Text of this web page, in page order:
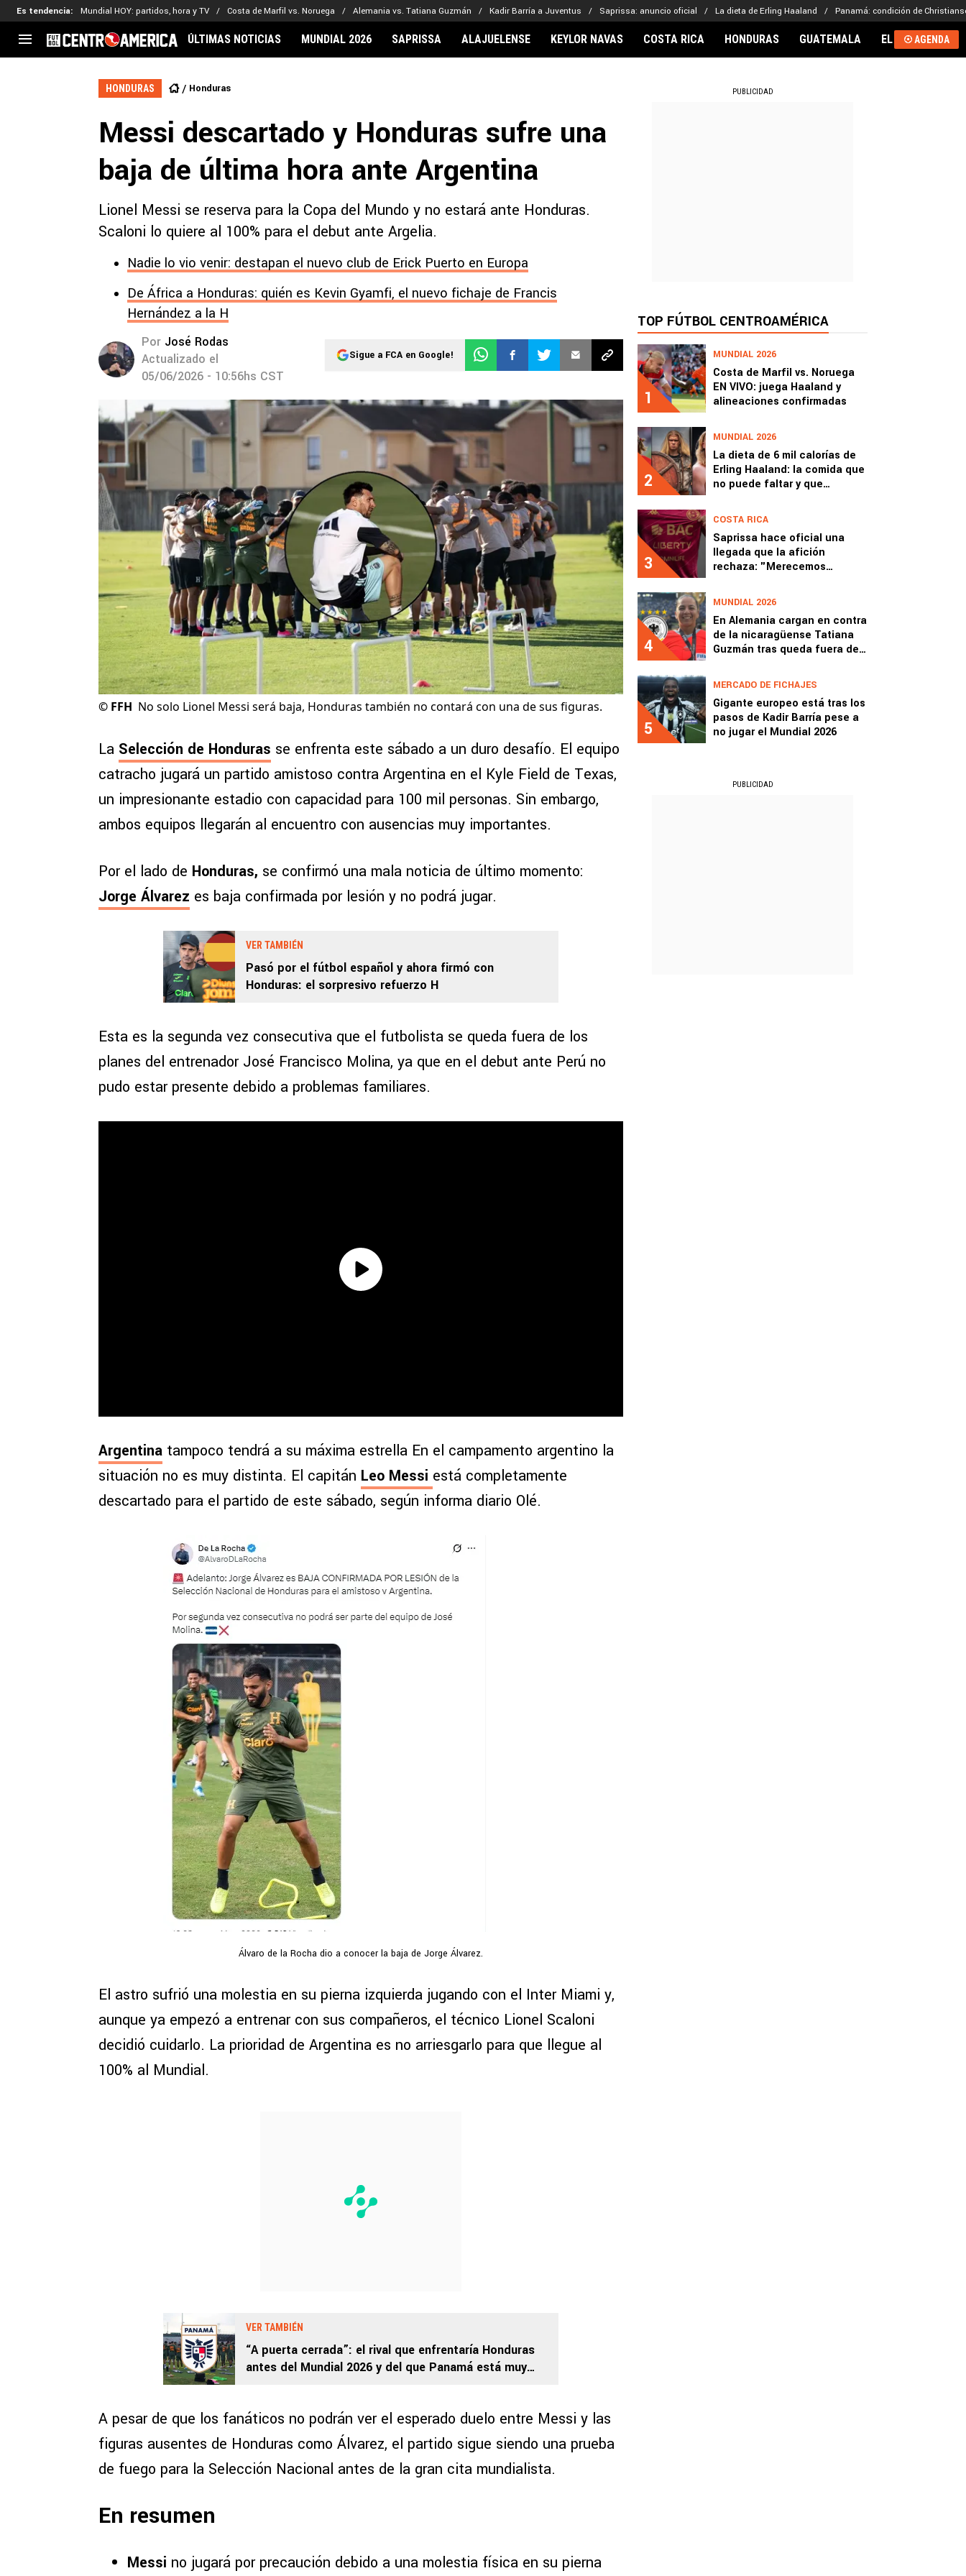
Es tendencia: Mundial HOY: partidos, hora y TV Costa de Marfil vs. Noruega Alemania vs. Tatiana Guzmán Kadir Barría a Juventus Saprissa: anuncio oficial La dieta de Erling Haaland Panamá: condición de
CENTROAMÉRICA
CONCACAF
Liga de Naciones
Copa de Campeones
MLS
Kervin Arriaga
Adalberto Carrasquilla
Nathaniel Méndez-Laing
Alajuelense
Comunicaciones
Olimpia
Noticias
ÚLTIMAS NOTICIAS MUNDIAL 2026 SAPRISSA ALAJUELENSE KEYLOR NAVAS COSTA RICA HONDURAS GUATEMALA EL SALVADOR
AGENDA
HONDURAS Honduras
Messi descartado y Honduras sufre una
baja de última hora ante Argentina
Lionel Messi se reserva para la Copa del Mundo y no estará ante Honduras.
Scaloni lo quiere al 100% para el debut ante Argelia.
Nadie lo vio venir: destapan el nuevo club de Erick Puerto en Europa
De África a Honduras: quién es Kevin Gyamfi, el nuevo fichaje de Francis
Hernández a la H
Por José Rodas
Actualizado el
05/06/2026 - 10:56hs CST
Sigue a FCA en Google!
© FFH No solo Lionel Messi será baja, Honduras también no contará con una de sus figuras.
La Selección de Honduras se enfrenta este sábado a un duro desafío. El equipo
catracho jugará un partido amistoso contra Argentina en el Kyle Field de Texas,
un impresionante estadio con capacidad para 100 mil personas. Sin embargo,
ambos equipos llegarán al encuentro con ausencias muy importantes.
Por el lado de Honduras, se confirmó una mala noticia de último momento:
Jorge Álvarez es baja confirmada por lesión y no podrá jugar.
VER TAMBIÉN
Pasó por el fútbol español y ahora firmó con
Honduras: el sorpresivo refuerzo H
Esta es la segunda vez consecutiva que el futbolista se queda fuera de los
planes del entrenador José Francisco Molina, ya que en el debut ante Perú no
pudo estar presente debido a problemas familiares.
Argentina tampoco tendrá a su máxima estrella En el campamento argentino la
situación no es muy distinta. El capitán Leo Messi está completamente
descartado para el partido de este sábado, según informa diario Olé.
Álvaro de la Rocha dio a conocer la baja de Jorge Álvarez.
El astro sufrió una molestia en su pierna izquierda jugando con el Inter Miami y,
aunque ya empezó a entrenar con sus compañeros, el técnico Lionel Scaloni
decidió cuidarlo. La prioridad de Argentina es no arriesgarlo para que llegue al
100% al Mundial.
VER TAMBIÉN
“A puerta cerrada”: el rival que enfrentaría Honduras
antes del Mundial 2026 y del que Panamá está muy
A pesar de que los fanáticos no podrán ver el esperado duelo entre Messi y las
figuras ausentes de Honduras como Álvarez, el partido sigue siendo una prueba
de fuego para la Selección Nacional antes de la gran cita mundialista.
En resumen
Messi no jugará por precaución debido a una molestia física en su pierna
PUBLICIDAD
TOP FÚTBOL CENTROAMÉRICA
1
MUNDIAL 2026
Costa de Marfil vs. Noruega
EN VIVO: juega Haaland y
alineaciones confirmadas
2
MUNDIAL 2026
La dieta de 6 mil calorías de
Erling Haaland: la comida que
no puede faltar y que
Mundial 2026
3
COSTA RICA
Saprissa hace oficial una
llegada que la afición
rechaza: "Merecemos
4
MUNDIAL 2026
En Alemania cargan en contra
de la nicaragüense Tatiana
Guzmán tras queda fuera del
5
MERCADO DE FICHAJES
Gigante europeo está tras los
pasos de Kadir Barría pese a
no jugar el Mundial 2026
PUBLICIDAD